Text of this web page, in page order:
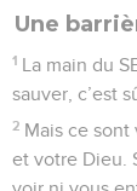
Une
1 La main du
sauver, c’est
2 Mais ce
et votre Dieu.